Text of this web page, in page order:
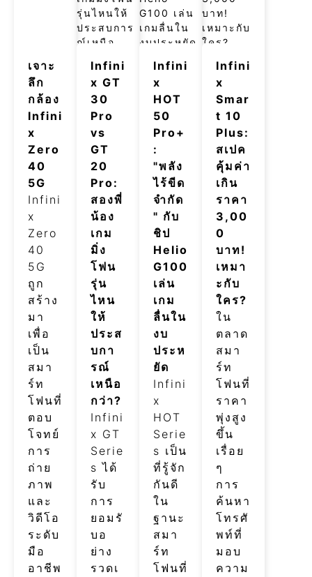
เจาะ
ลึก
กล้อง
Infini
x
Zero
40
5G
Infini
x
Zero
40
5G
ถูก
สร้าง
มา
เพื่อ
เป็น
สมา
ร์ท
โฟนที่
ตอบ
โจทย์
การ
ถ่าย
ภาพ
และ
วิดีโอ
ระดับ
มือ
อาชีพ
Infini
x GT
30
Pro
vs
GT
20
Pro:
สองพี่
น้อง
เกม
มิ่ง
โฟน
รุ่น
ไหน
ให้
ประส
บกา
รณ์
เหนือ
กว่า?
Infini
x GT
Serie
s ได้
รับ
การ
ยอมรั
บอ
ย่าง
รวดเ
Infini
x
HOT
50
Pro+
:
"พลัง
ไร้ขีด
จำกัด
" กับ
ชิป
Helio
G100
เล่น
เกม
ลื่นใน
งบ
ประห
ยัด
Infini
x
HOT
Serie
s เป็น
ที่รู้จัก
กันดี
ใน
ฐานะ
สมา
ร์ท
โฟนที่
Infini
x
Smar
t 10
Plus:
สเปค
คุ้มค่า
เกิน
ราคา
3,00
0
บาท!
เหมา
ะกับ
ใคร?
ใน
ตลาด
สมา
ร์ท
โฟนที่
ราคา
พุ่งสูง
ขึ้น
เรื่อย
ๆ
การ
ค้นหา
โทรศั
พท์ที่
มอบ
ความ